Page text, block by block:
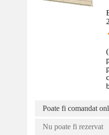
(
Poate fi comandat
Nu poate fi rezervat